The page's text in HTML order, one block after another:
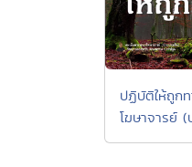
ปฏิบัติให้ถูก
โฆษาจารย์ (